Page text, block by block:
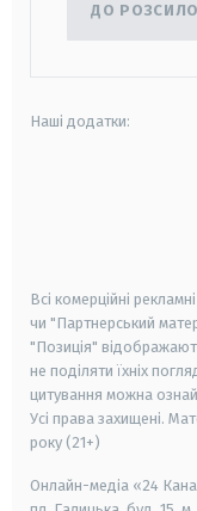
ДО
Наші додатки:
Всі комерційні
чи "Партнерський
"Позиція"
не поділяти їхніх
цитування можна
Усі права захищені.
року (21+)
Онлайн-медіа «24